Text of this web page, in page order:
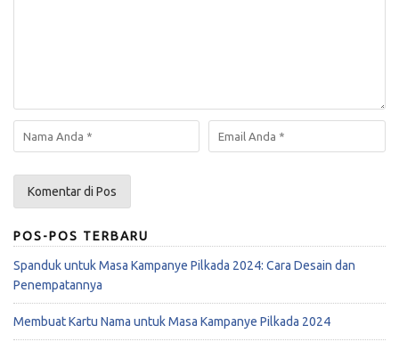
POS-POS TERBARU
Spanduk untuk Masa Kampanye Pilkada 2024: Cara Desain dan
Penempatannya
Membuat Kartu Nama untuk Masa Kampanye Pilkada 2024